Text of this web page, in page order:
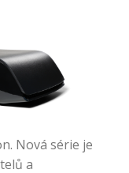
Nová série je
a